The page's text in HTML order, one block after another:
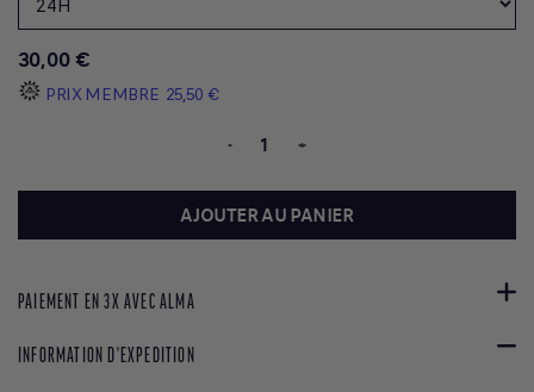
30,00 €
PRIX MEMBRE 25,50 €
- +
AJOUTER AU PANIER
PAIEMENT EN 3X AVEC ALMA
INFORMATION D'EXPEDITION